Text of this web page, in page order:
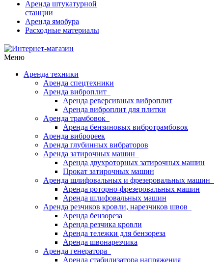
Аренда штукатурной
станции
Аренда ямобура
Расходные материалы
Меню
Аренда техники
Аренда спецтехники
Аренда виброплит
Аренда реверсивных виброплит
Аренда виброплит для плитки
Аренда трамбовок
Аренда бензиновых вибротрамбовок
Аренда виброреек
Аренда глубинных вибраторов
Аренда затирочных машин
Аренда двухроторных затирочных машин
Прокат затирочных машин
Аренда шлифовальных и фрезеровальных машин
Аренда роторно-фрезеровальных машин
Аренда шлифовальных машин
Аренда резчиков кровли, нарезчиков швов
Аренда бензореза
Аренда резчика кровли
Аренда тележки для бензореза
Аренда швонарезчика
Аренда генератора
Аренда стабилизатора напряжения